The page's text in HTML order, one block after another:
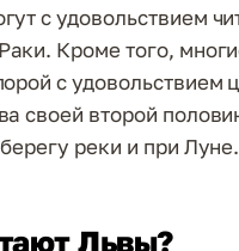
с удовольствием
Кроме того,
с удовольствием
своей второй
реки и при Луне.
Львы?